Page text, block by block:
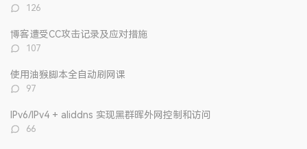
评
数：
126
博客遭受CC攻击记录及应对措施
评
数：
107
使用油猴脚本全自动刷网课
评
数：
97
IPv6/IPv4 + aliddns 实现黑群晖外网控制和访问
评
66